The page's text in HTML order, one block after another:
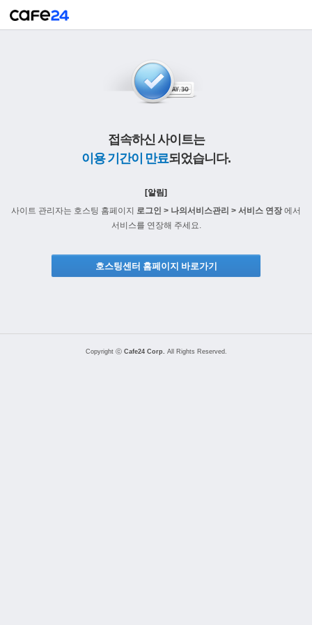
접속하신 사이트는
이용 기간이 만료되었습니다.
[알림]
사이트 관리자는 호스팅 홈페이지 로그인 > 나의서비스관리 > 서비스 연장에서
서비스를 연장해 주세요.
호스팅센터 홈페이지 바로가기
Copyright ⓒ Cafe24 Corp. All Rights Reserved.